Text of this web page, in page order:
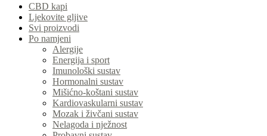
CBD kapi
Ljekovite gljive
Svi proizvodi
Po namjeni
Alergije
Energija i sport
Imunološki sustav
Hormonalni sustav
Mišićno-koštani sustav
Kardiovaskularni sustav
Mozak i živčani sustav
Nelagoda i nježnost